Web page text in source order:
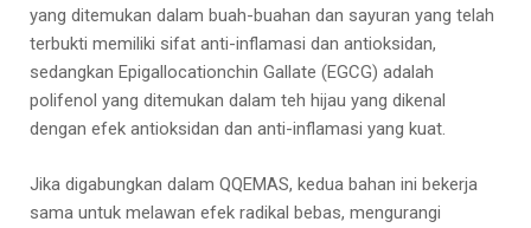
yang ditemukan dalam buah-buahan dan sayuran yang telah
terbukti memiliki sifat anti-inflamasi dan antioksidan,
sedangkan Epigallocationchin Gallate (EGCG) adalah
polifenol yang ditemukan dalam teh hijau yang dikenal
dengan efek antioksidan dan anti-inflamasi yang kuat.
Jika digabungkan dalam QQEMAS, kedua bahan ini bekerja
sama untuk melawan efek radikal bebas, mengurangi